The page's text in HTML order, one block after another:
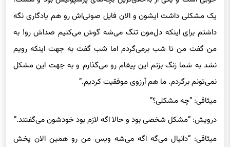
داشتم برای اینکه دل‌مون تنگ می‌شه گوش می‌کنیم صداش رو! به
من گفت من تا شب برمی‌گردم اما شب گفت به جهت اینکه رویم
نشد به شما زنگ بزنم این پیغام رو می‌گذارم و به جهت این مشکل
نمی‌تونم برگردم. ما هم آرزوی موفقیت کردیم.”
میثاقی: “چه مشکلی؟”
درویش: “مشکل شخصی بود و حالا اگه لازم بود خودشون می‌گفتند.”
میثاقی: “دانیال می‌گه اگه می‌شه ویس من رو همین الان پخش
کنید. خود طرف راضی است، پخش کنید.”